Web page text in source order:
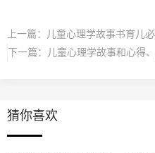
上一篇：
儿童心理学故事书育儿
下一篇：
儿童心理学故事和心得
猜你喜欢